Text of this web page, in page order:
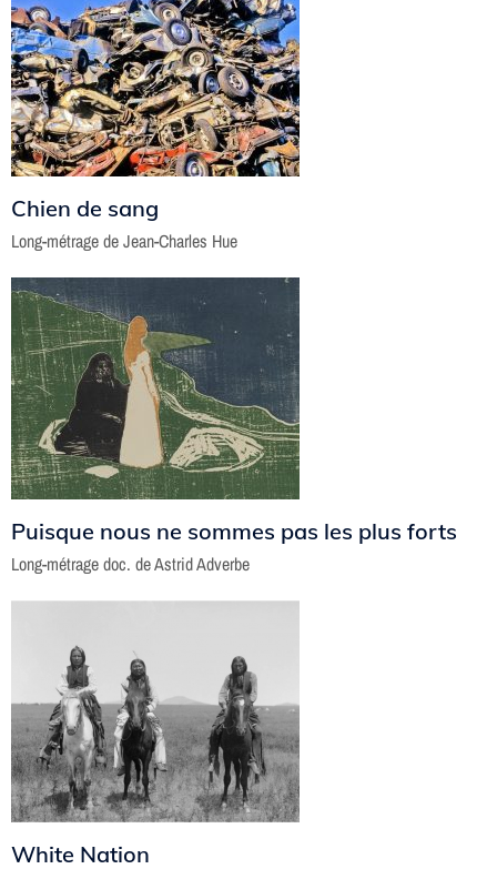
Chien de sang
Long-métrage de Jean-Charles Hue
Puisque nous ne sommes pas les plus forts
Long-métrage doc. de Astrid Adverbe
White Nation